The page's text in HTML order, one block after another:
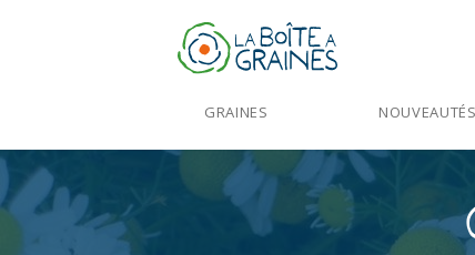
GRAINES NOUVEAUTÉS